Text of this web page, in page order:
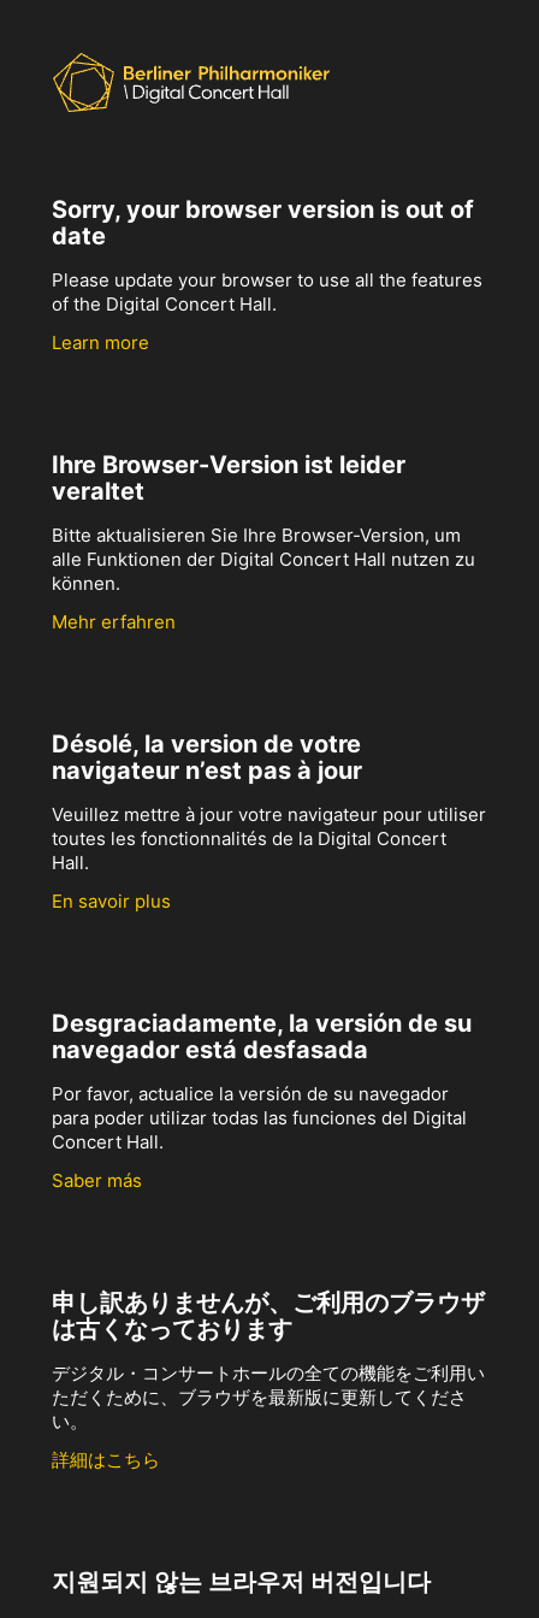
Sorry, your browser version is out of
date
Please update your browser to use all the features
of the Digital Concert Hall.
Learn more
Ihre Browser-Version ist leider
veraltet
Bitte aktualisieren Sie Ihre Browser-Version, um
alle Funktionen der Digital Concert Hall nutzen zu
können.
Mehr erfahren
Désolé, la version de votre
navigateur n’est pas à jour
Veuillez mettre à jour votre navigateur pour utiliser
toutes les fonctionnalités de la Digital Concert
Hall.
En savoir plus
Desgraciadamente, la versión de su
navegador está desfasada
Por favor, actualice la versión de su navegador
para poder utilizar todas las funciones del Digital
Concert Hall.
Saber más
申し訳ありませんが、ご利用のブラウザ
は古くなっております
デジタル・コンサートホールの全ての機能をご利用い
ただくために、ブラウザを最新版に更新してくださ
い。
詳細はこちら
지원되지 않는 브라우저 버전입니다